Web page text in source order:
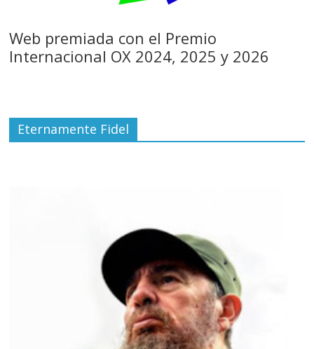
Web premiada con el Premio
Internacional OX 2024, 2025 y 2026
Eternamente Fidel